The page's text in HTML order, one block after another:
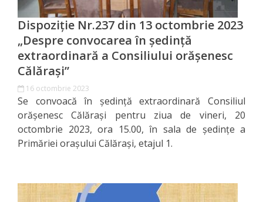
de
specialitate
Regulamentul
Consiliului
Dispoziții
Proiecte
decizii
Dispoziție Nr.237 din 13 octombrie 2023
„Despre convocarea în ședință
extraordinară a Consiliului orășenesc
Călărași”
16 octombrie 2023
Se convoacă în ședință extraordinară Consiliul
orășenesc Călărași pentru ziua de vineri, 20
octombrie 2023, ora 15.00, în sala de ședințe a
Primăriei orașului Călărași, etajul 1.